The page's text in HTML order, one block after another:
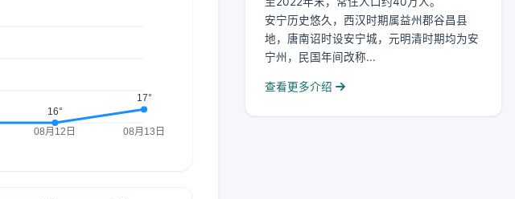
安宁历史悠久，西汉时期属益州郡谷昌县
地，唐南诏时设安宁城，元明清时期均为安
宁州，民国年间改称...
查看更多介绍